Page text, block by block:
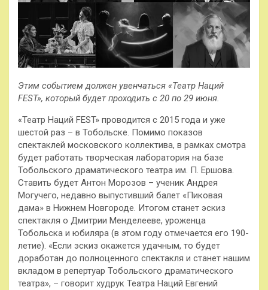
Этим событием должен увенчаться «Театр Наций
FEST», который будет проходить с 20 по 29 июня.
«Театр Наций FEST» проводится с 2015 года и уже
шестой раз – в Тобольске. Помимо показов
спектаклей московского коллектива, в рамках смотра
будет работать творческая лаборатория на базе
Тобольского драматического театра им. П. Ершова.
Ставить будет Антон Морозов – ученик Андрея
Могучего, недавно выпустивший балет «Пиковая
дама» в Нижнем Новгороде. Итогом станет эскиз
спектакля о Дмитрии Менделееве, уроженца
Тобольска и юбиляра (в этом году отмечается его 190-
летие). «Если эскиз окажется удачным, то будет
доработан до полноценного спектакля и станет нашим
вкладом в репертуар Тобольского драматического
театра», – говорит худрук Театра Наций Евгений